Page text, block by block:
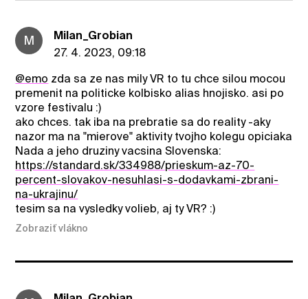
M
Milan_Grobian
27. 4. 2023, 09:18
@emo zda sa ze nas mily VR to tu chce silou mocou
premenit na politicke kolbisko alias hnojisko. asi po
vzore festivalu :)
ako chces. tak iba na prebratie sa do reality -aky
nazor ma na "mierove" aktivity tvojho kolegu opiciaka
Nada a jeho druziny vacsina Slovenska:
https://standard.sk/334988/prieskum-az-70-
percent-slovakov-nesuhlasi-s-dodavkami-zbrani-
na-ukrajinu/
tesim sa na vysledky volieb, aj ty VR? :)
Zobraziť vlákno